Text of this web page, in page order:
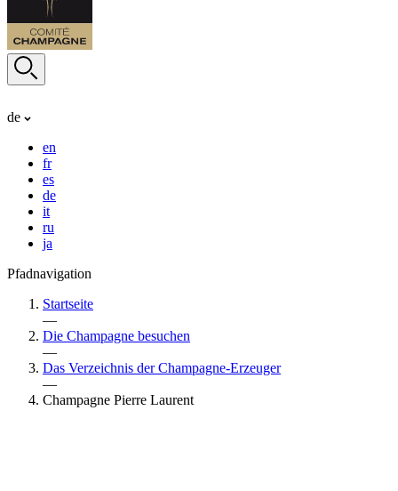
de
en
fr
es
de
it
ru
ja
Pfadnavigation
Startseite
—
Die Champagne besuchen
—
Das Verzeichnis der Champagne-Erzeuger
—
Champagne Pierre Laurent